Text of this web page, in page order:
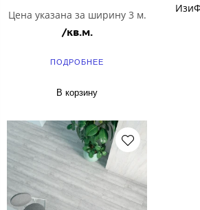
Цена указана за ширину 3 м.
/кв.м.
ПОДРОБНЕЕ
В корзину